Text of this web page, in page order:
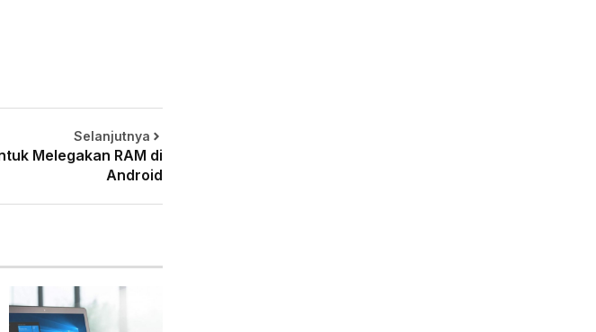
Selanjutnya
Melegakan RAM di
Android